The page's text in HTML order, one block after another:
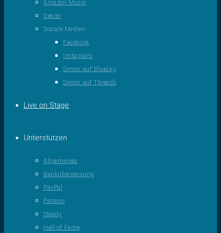
Amazon Music
Deezer
Soziale Medien
Facebook
Instagram
Simon auf Bluesky
Simon auf Threads
Live on Stage
Unterstützen
Allgemeines
Banküberweisung
PayPal
Patreon
Steady
Hall of Fame